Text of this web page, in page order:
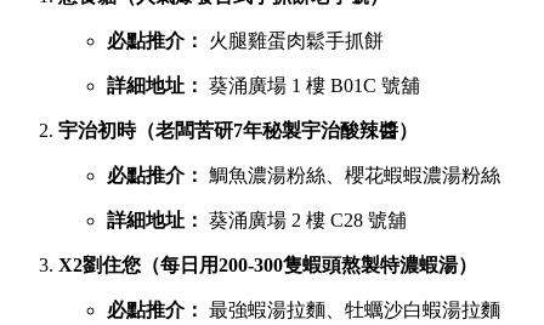
必點推介： 火腿雞蛋肉鬆手抓餅
詳細地址： 葵涌廣場 1 樓 B01C 號舖
宇治初時（老闆苦研7年秘製宇治酸辣醬）
必點推介： 鯛魚濃湯粉絲、櫻花蝦蝦濃湯粉絲
詳細地址： 葵涌廣場 2 樓 C28 號舖
X2劉住您（每日用200-300隻蝦頭熬製特濃蝦湯）
必點推介： 最強蝦湯拉麵、牡蠣沙白蝦湯拉麵